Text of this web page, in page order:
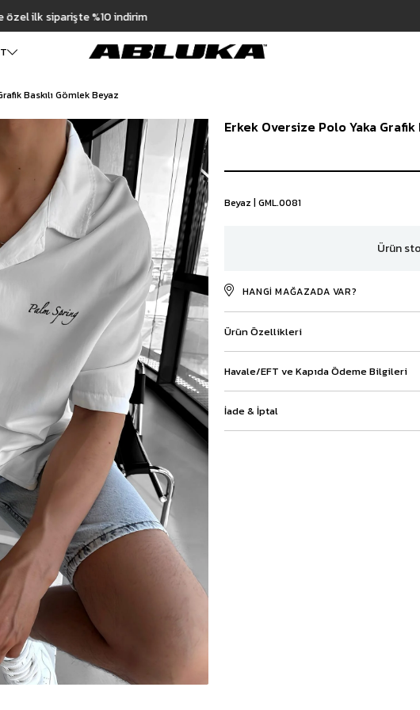
Hızlı Teslimat | 3000₺ Üzeri Ücretsiz Kargo
Pantolon
Baggy Pantolon
Kumaş Pantolon
Pileli Pantolon
Keten Pantolon
Jean
Baggy Jean
Boyfriend Jean
Slim Fit Jean
Distressed Jean
Regular Fit Jean
Eşofman
Şort
Deniz Şortu
Baggy Şort
Kargo Şort
İKİLİ TAKIM
Gömlek Pantolon Takım
Ceket Pantolon Takım
Eşofman Takımı
Ceket
İÇ GİYİM
Kartlık
Çanta
Baskılı Gömlek Beyaz
Erkek Oversize Polo Yaka Grafik
Beyaz | GML.0081
Ürün
HANGI MAĞAZADA VAR?
Ürün Özellikleri
Havale/EFT ve Kapıda Ödeme Bilgileri
İade & İptal